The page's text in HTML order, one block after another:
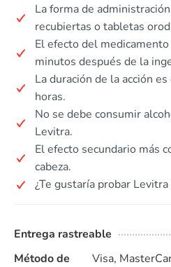
La forma de
recubiertas o tabletas
El efecto del
minutos después de la
La duración de la acción
horas.
No se debe consumir
Levitra.
El efecto secundario más
cabeza.
¿Te gustaría probar
Entrega rastreable
Método de
Visa,